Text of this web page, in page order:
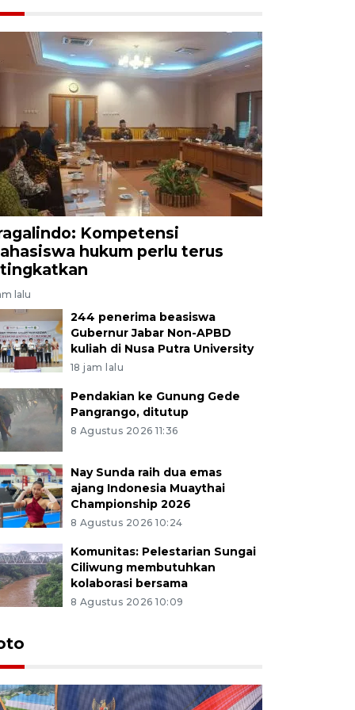
Kompetensi
hukum perlu terus
lalu
244 penerima beasiswa
Gubernur Jabar Non-APBD
kuliah di Nusa Putra University
18 jam lalu
Pendakian ke Gunung Gede
Pangrango, ditutup
8 Agustus 2026 11:36
Nay Sunda raih dua emas
ajang Indonesia Muaythai
Championship 2026
8 Agustus 2026 10:24
Komunitas: Pelestarian Sungai
Ciliwung membutuhkan
kolaborasi bersama
8 Agustus 2026 10:09